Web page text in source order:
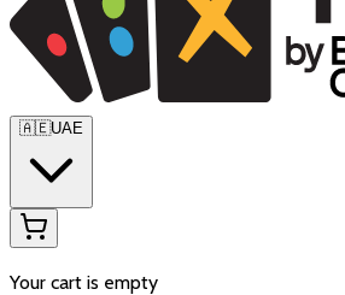
🇦🇪UAE
Your cart is empty